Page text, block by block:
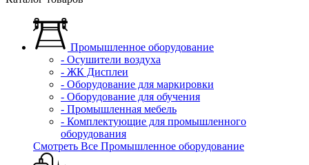
Промышленное оборудование
- Осушители воздуха
- ЖК Дисплеи
- Оборудование для маркировки
- Оборудование для обучения
- Промышленная мебель
- Комплектующие для промышленного
оборудования
Смотреть Все Промышленное оборудование